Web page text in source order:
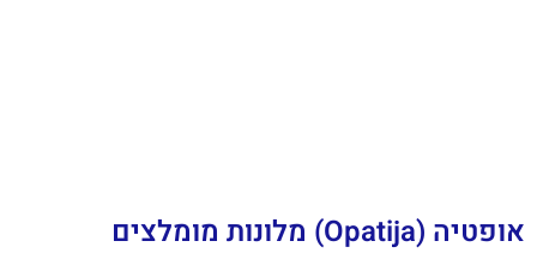
אופטיה (Opatija) מלונות מומלצים